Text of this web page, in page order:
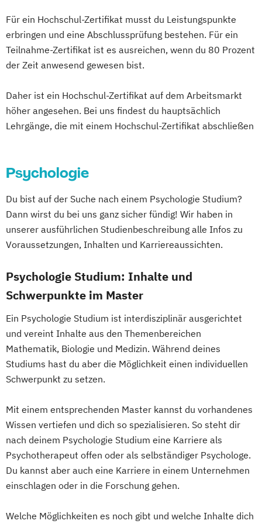
Online-Marketing & Marketingmanagement
(dual)
Personalmanagement
Prävention
Sporttherapie und
Gesundheitsmanagement
Sportmarketing
Sportökonom (FH) Tourism Consulting
Tourismus Management
Tourismusökonom (FH)
Veranstaltungsökonom (FH)
Werbe- und Medienpsychologie
Wirtschaftspsychologie
Digital Marketing Manager*in
Digital Transformation
E-Commerce Manager*in
Energie- und Umwelttechnik
Englisch Sprachkurs A1
Englisch Sprachkurs B2
English for Professional Purposes B1
English for Professional Purposes B2
English for Professional Purposes C1
Expert*in Big Data Management
Expert*in Business Intelligence
Expert*in Digital Leadership
Expert*in für Digitalisierung in der
Dienstleistungsbranche
Expert*in für Nachhaltigkeit und
Veränderungsprozesse
Französisch Sprachkurs A1
Französisch Sprachkurs A2
Französisch Sprachkurs B1
Französisch Sprachkurs B2
Französisch Sprachkurs C1
Französisch Sprachkurs C2
Bachelor Professional in Bilanzbuchhaltung
Für ein Hochschul-Zertifikat musst du Leistungspunkte
erbringen und eine Abschlussprüfung bestehen. Für ein
Teilnahme-Zertifikat ist es ausreichen, wenn du 80 Prozent
der Zeit anwesend gewesen bist.
Daher ist ein Hochschul-Zertifikat auf dem Arbeitsmarkt
höher angesehen. Bei uns findest du hauptsächlich
Lehrgänge, die mit einem Hochschul-Zertifikat abschließen
Psychologie
Du bist auf der Suche nach einem Psychologie Studium?
Dann wirst du bei uns ganz sicher fündig! Wir haben in
unserer ausführlichen Studienbeschreibung alle Infos zu
Voraussetzungen, Inhalten und Karriereaussichten.
Psychologie Studium: Inhalte und
Schwerpunkte im Master
Ein Psychologie Studium ist interdisziplinär ausgerichtet
und vereint Inhalte aus den Themenbereichen
Mathematik, Biologie und Medizin. Während deines
Studiums hast du aber die Möglichkeit einen individuellen
Schwerpunkt zu setzen.
Mit einem entsprechenden Master kannst du vorhandenes
Wissen vertiefen und dich so spezialisieren. So steht dir
nach deinem Psychologie Studium eine Karriere als
Psychotherapeut offen oder als selbständiger Psychologe.
Du kannst aber auch eine Karriere in einem Unternehmen
einschlagen oder in die Forschung gehen.
Welche Möglichkeiten es noch gibt und welche Inhalte dich